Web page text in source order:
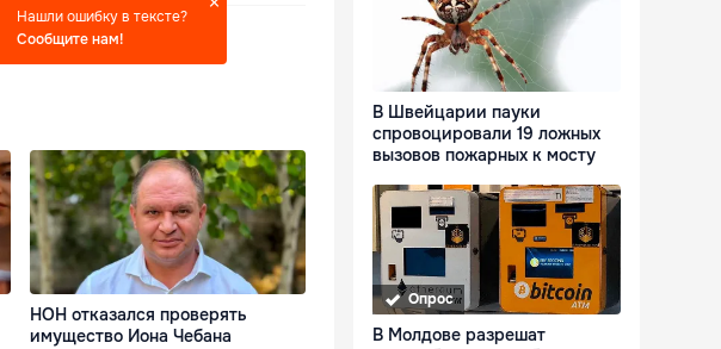
Нашли ошибку в тексте?
Сообщите нам!
НОН отказался проверять
имущество Иона Чебана
В Швейцарии пауки
спровоцировали 19 ложных
вызовов пожарных к мосту
Опрос
В Молдове разрешат